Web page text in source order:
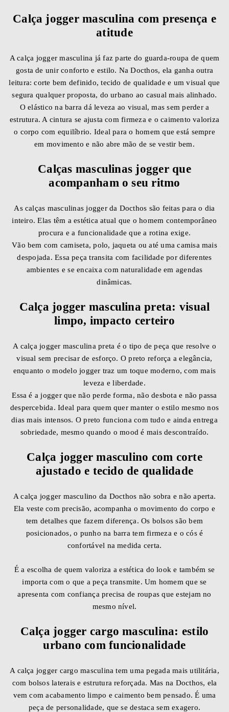
Calça jogger masculina com presença e
atitude
A calça jogger masculina já faz parte do guarda-roupa de quem
gosta de unir conforto e estilo. Na Docthos, ela ganha outra
leitura: corte bem definido, tecido de qualidade e um visual que
segura qualquer proposta, do urbano ao casual mais alinhado.
O elástico na barra dá leveza ao visual, mas sem perder a
estrutura. A cintura se ajusta com firmeza e o caimento valoriza
o corpo com equilíbrio. Ideal para o homem que está sempre
em movimento e não abre mão de se vestir bem.
Calças masculinas jogger que
acompanham o seu ritmo
As calças masculinas jogger da Docthos são feitas para o dia
inteiro. Elas têm a estética atual que o homem contemporâneo
procura e a funcionalidade que a rotina exige.
Vão bem com camiseta, polo, jaqueta ou até uma camisa mais
despojada. Essa peça transita com facilidade por diferentes
ambientes e se encaixa com naturalidade em agendas
dinâmicas.
Calça jogger masculina preta: visual
limpo, impacto certeiro
A calça jogger masculina preta é o tipo de peça que resolve o
visual sem precisar de esforço. O preto reforça a elegância,
enquanto o modelo jogger traz um toque moderno, com mais
leveza e liberdade.
Essa é a jogger que não perde forma, não desbota e não passa
despercebida. Ideal para quem quer manter o estilo mesmo nos
dias mais intensos. O preto funciona com tudo e ainda entrega
sobriedade, mesmo quando o mood é mais descontraído.
Calça jogger masculino com corte
ajustado e tecido de qualidade
A calça jogger masculino da Docthos não sobra e não aperta.
Ela veste com precisão, acompanha o movimento do corpo e
tem detalhes que fazem diferença. Os bolsos são bem
posicionados, o punho na barra tem firmeza e o cós é
confortável na medida certa.
É a escolha de quem valoriza a estética do look e também se
importa com o que a peça transmite. Um homem que se
apresenta com confiança precisa de roupas que estejam no
mesmo nível.
Calça jogger cargo masculina: estilo
urbano com funcionalidade
A calça jogger cargo masculina tem uma pegada mais utilitária,
com bolsos laterais e estrutura reforçada. Mas na Docthos, ela
vem com acabamento limpo e caimento bem pensado. É uma
peça de personalidade, que se destaca sem exagero.